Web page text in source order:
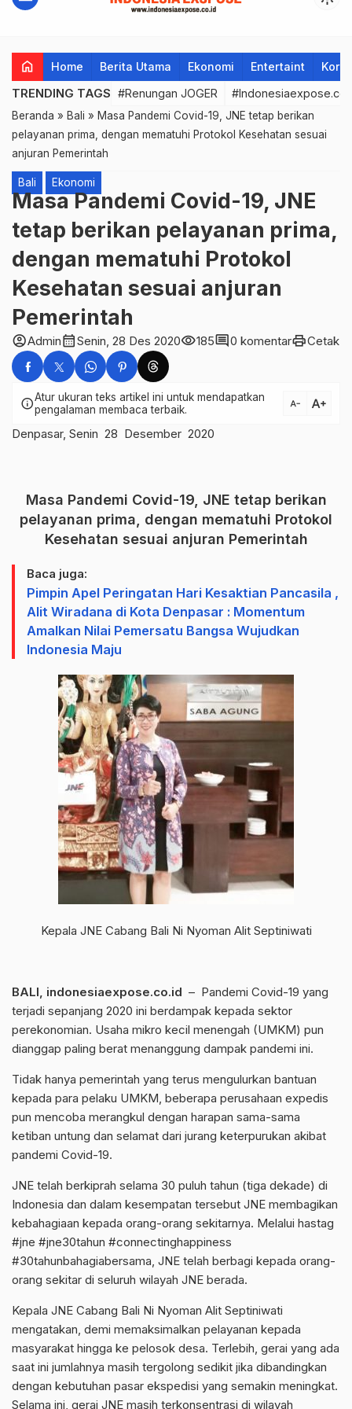
home Home Berita Utama Ekonomi Entertaint
TRENDING TAGS #Renungan JOGER
Beranda » Bali » Masa Pandemi Covid-19, JNE tetap berikan
pelayanan prima, dengan mematuhi Protokol Kesehatan sesuai
anjuran Pemerintah
Bali Ekonomi
Masa Pandemi Covid-19, JNE
tetap berikan pelayanan prima,
dengan mematuhi Protokol
Kesehatan sesuai anjuran
Pemerintah
account_circleAdmincalendar_monthSenin, 28 Des 2020visibility185comment0 komentarprintCetak
infoAtur ukuran teks artikel ini untuk mendapatkan
pengalaman membaca terbaik.
text_decrease text_increase
Denpasar, Senin 28 Desember 2020
Masa Pandemi Covid-19, JNE tetap berikan
pelayanan prima, dengan mematuhi Protokol
Kesehatan sesuai anjuran Pemerintah
Baca juga:
Pimpin Apel Peringatan Hari Kesaktian Pancasila ,
Alit Wiradana di Kota Denpasar : Momentum
Amalkan Nilai Pemersatu Bangsa Wujudkan
Indonesia Maju
Kepala JNE Cabang Bali Ni Nyoman Alit Septiniwati
BALI, indonesiaexpose.co.id – Pandemi Covid-19 yang
terjadi sepanjang 2020 ini berdampak kepada sektor
perekonomian. Usaha mikro kecil menengah (UMKM) pun
dianggap paling berat menanggung dampak pandemi ini.
Tidak hanya pemerintah yang‎ terus mengulurkan bantuan
kepada para pelaku UMKM, beberapa perusahaan expedis
pun mencoba merangkul dengan harapan sama-sama
ketiban untung dan selamat dari jurang keterpurukan akibat
pandemi Covid-19.
JNE telah berkiprah selama 30 puluh tahun (tiga dekade) di
Indonesia dan dalam kesempatan tersebut JNE membagikan
kebahagiaan kepada orang-orang sekitarnya. Melalui hastag
#jne #jne30tahun #connectinghappiness
#30tahunbahagiabersama, JNE telah berbagi kepada orang-
orang sekitar di seluruh wilayah JNE berada.
Kepala JNE Cabang Bali Ni Nyoman Alit Septiniwati
mengatakan, demi memaksimalkan pelayanan kepada
masyarakat hingga ke pelosok desa. Terlebih, gerai yang ada
saat ini jumlahnya masih tergolong sedikit jika dibandingkan
dengan kebutuhan pasar ekspedisi yang semakin meningkat.
Selama ini, gerai JNE masih terkonsentrasi di wilayah